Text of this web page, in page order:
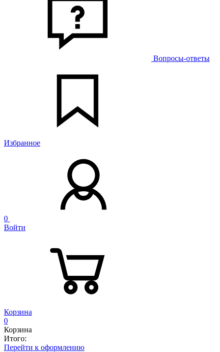
Вопросы-ответы
Избранное
0
Войти
Корзина
0
Корзина
Итого:
Перейти к оформлению